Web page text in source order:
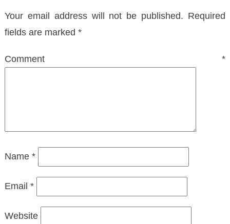
Your email address will not be published. Required
fields are marked *
Comment*
Name *
Email *
Website